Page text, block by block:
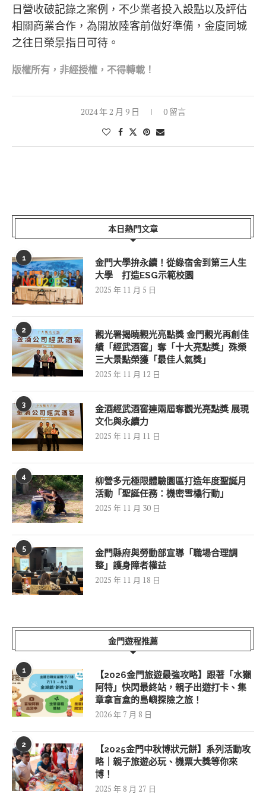
日營收破記錄之案例，不少業者投入設點以及評估
相關商業合作，為開放陸客前做好準備，金廈同城
之往日榮景指日可待。
版權所有，非經授權，不得轉載！
2024 年 2 月 9 日 0 留言
本日熱門文章
1
金門大學拚永續！從綠宿舍到第三人生
大學 打造ESG示範校園
2025 年 11 月 5 日
2
觀光署揭曉觀光亮點獎 金門觀光再創佳
績「經武酒窖」奪「十大亮點獎」殊榮
三大景點榮獲「最佳人氣獎」
2025 年 11 月 12 日
3
金酒經武酒窖連兩屆奪觀光亮點獎 展現
文化與永續力
2025 年 11 月 11 日
4
柳營多元極限體驗園區打造年度聖誕月
活動「聖誕任務：機密雪橇行動」
2025 年 11 月 30 日
5
金門縣府與勞動部宣導「職場合理調
整」護身障者權益
2025 年 11 月 18 日
金門遊程推薦
1
【2026金門旅遊最強攻略】跟著「水獺
阿特」快閃最終站，親子出遊打卡、集
章拿盲盒的島嶼探險之旅！
2026 年 7 月 8 日
2
【2025金門中秋博狀元餅】系列活動攻
略｜親子旅遊必玩、機票大獎等你來
博！
2025 年 8 月 27 日